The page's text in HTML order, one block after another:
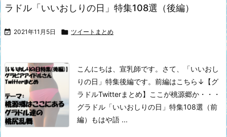
ラドル「いいおしりの日」特集108選（後編）
 2021年11月5日  ツイートまとめ
こんにちは、宣乳師です。 さて、「いいおし
りの日」特集後編です。 前編はこちら↓
【グ
ラドルTwitterまとめ】ここが桃源郷か・・・
グラドル「いいおしりの日」特集108選（前
編）
もはや語 ...